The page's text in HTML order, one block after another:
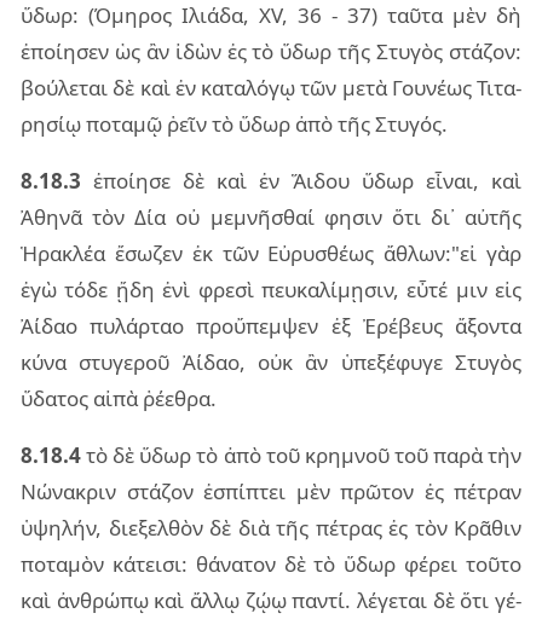
ὕδωρ: (Όμη­ρος Ιλιά­δα, XV, 36 - 37) ταῦ­τα μὲν δὴ
ἐποί­η­σεν ὡς ἂν ἰδὼν ἐς τὸ ὕδωρ τῆς Στυ­γὸς στά­ζον:
βού­λε­ται δὲ καὶ ἐν κα­τα­λό­γῳ τῶν μετὰ Γου­νέ­ως Τιτα­
ρη­σίῳ πο­τα­μῷ ῥεῖν τὸ ὕδωρ ἀπὸ τῆς Στυ­γός.
8.18.3 ἐποί­η­σε δὲ καὶ ἐν Ἅιδου ὕδωρ εἶ­ναι, καὶ
Ἀθηνᾶ τὸν Δία οὐ με­μνῆ­σθαί φη­σιν ὅτι δι᾽ αὐ­τῆς
Ἡρα­κλέα ἔσω­ζεν ἐκ τῶν Εὐρυ­σθέ­ως ἄθλων:"εἰ γὰρ
ἐγὼ τόδε ᾔδη ἐνὶ φρε­σὶ πευ­κα­λί­μῃ­σιν, εὖτέ μιν εἰς
Ἀίδαο πυ­λάρ­ταο προὔ­πεμ­ψεν ἐξ Ἐρέ­βευς ἄξον­τα
κύνα στυ­γε­ροῦ Ἀίδαο, οὐκ ἂν ὑπε­ξέ­φυ­γε Στυ­γὸς
ὕδα­τος αἰπὰ ῥέ­ε­θρα.
8.18.4τὸ δὲ ὕδωρ τὸ ἀπὸ τοῦ κρη­μνοῦ τοῦ παρὰ τὴν
Νώνα­κριν στά­ζον ἐσπί­πτει μὲν πρῶ­τον ἐς πέ­τραν
ὑψη­λήν, διε­ξελ­θὸν δὲ διὰ τῆς πέ­τρας ἐς τὸν Κρᾶ­θιν
πο­τα­μὸν κά­τει­σι: θά­να­τον δὲ τὸ ὕδωρ φέ­ρει τοῦ­το
καὶ ἀν­θρώ­πῳ καὶ ἄλλῳ ζῴῳ παν­τί. λέ­γε­ται δὲ ὅτι γέ­